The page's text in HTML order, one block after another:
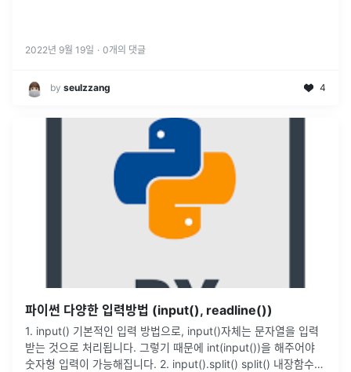
2022년 9월 19일 · 0개의 댓글
by seulzzang 4
파이썬 다양한 입력방법 (input(), readline())
1. input() 기본적인 입력 방법으로, input()자체는 문자열을 입력
받는 것으로 처리됩니다. 그렇기 때문에 int(input())을 해주어야
숫자형 입력이 가능해집니다. 2. input().split() split() 내장함수는